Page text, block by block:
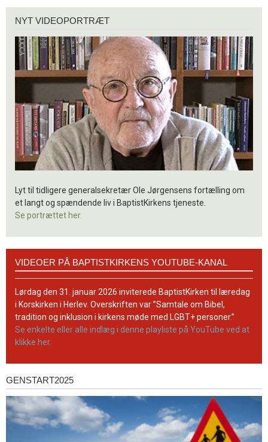
videoportræt
NYT VIDEOPORTRÆT
Lyt til tidligere generalsekretær Ole Jørgensens fortælling om
et langt og spændende liv i BaptistKirkens tjeneste.
Se portrættet her.
BaptistKirkens
YouTube-
kanal
VIDEOER PÅ BAPTISTKIRKENS YOUTUBE-KANAL
Lørdag den 31. januar 2026 inviterede BaptistKirken til læredag
i Korskirken i Herlev. Overskriften var ”Samtale om Bibel,
tradition og inklusion i kirkens møde med LGBT+ personer.”
Se enkelte eller alle indlæg i denne playliste på YouTube ved at
klikke her.
Genstart2025
GENSTART2025